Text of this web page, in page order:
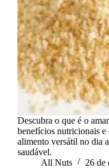
Descubra o que é o
benefícios nutricionais e
alimento versátil no dia
saudável.
All Nuts
26 de